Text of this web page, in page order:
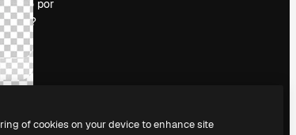
por
of cookies on your device to enhance site